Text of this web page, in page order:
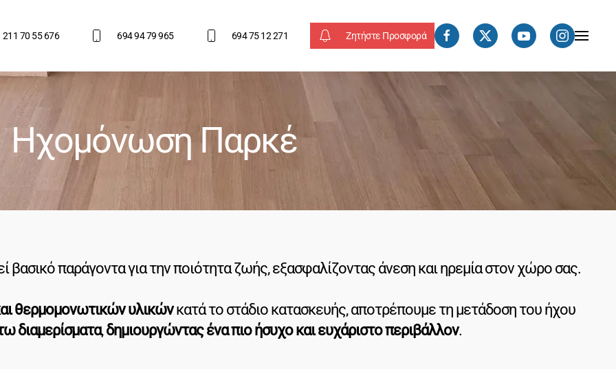
211 70 55 676 694 94 79 965 694 75 12 271 Ζητήστε Προσφορά
Ηχομόνωση Παρκέ
βασικό παράγοντα για την ποιότητα ζωής, εξασφαλίζοντας άνεση και ηρεμία στον χώρο σας.
θερμομονωτικών υλικώνκατά το στάδιο κατασκευής, αποτρέπουμε τη μετάδοση του ήχου
διαμερίσματα,δημιουργώντας ένα πιο ήσυχο και ευχάριστο περιβάλλον.